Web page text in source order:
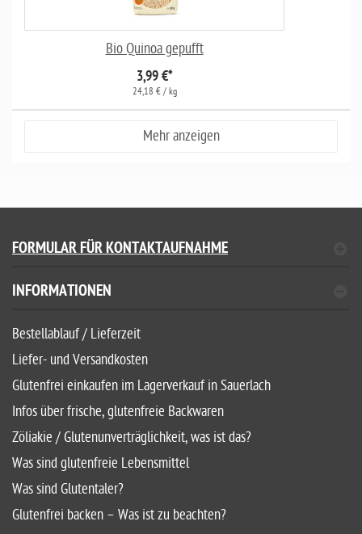
Bio Quinoa gepufft
3,99 €*
24,18 € / kg
Mehr anzeigen
FORMULAR FÜR KONTAKTAUFNAHME
INFORMATIONEN
Bestellablauf / Lieferzeit
Liefer- und Versandkosten
Glutenfrei einkaufen im Lagerverkauf in Sauerlach
Infos über frische, glutenfreie Backwaren
Zöliakie / Glutenunverträglichkeit, was ist das?
Was sind glutenfreie Lebensmittel
Was sind Glutentaler?
Glutenfrei backen – Was ist zu beachten?